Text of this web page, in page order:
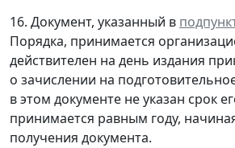
16. Документ, указанный в
Порядка, принимается
действителен на день издания
о зачислении на
в этом документе не указан срок
принимается равным году,
получения документа.